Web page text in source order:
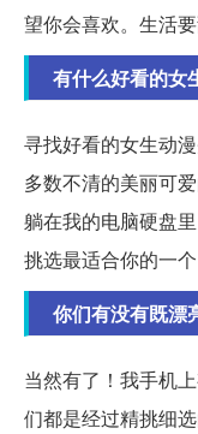
望你会喜欢。生活
有什么好看的女
寻找好看的女生动
多数不清的美丽可
躺在我的电脑硬盘
挑选最适合你的一
你们有没有既漂
当然有了！我手机
们都是经过精挑细